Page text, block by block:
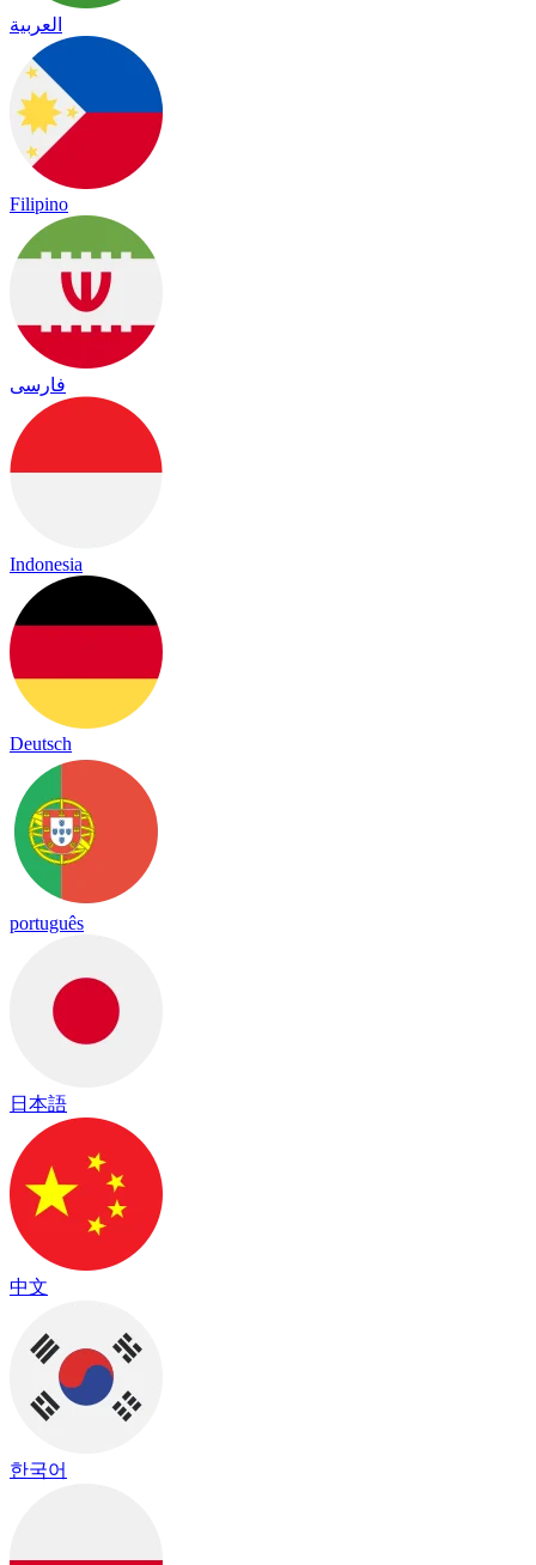
العربية
Filipino
فارسی
Indonesia
Deutsch
português
日本語
中文
한국어